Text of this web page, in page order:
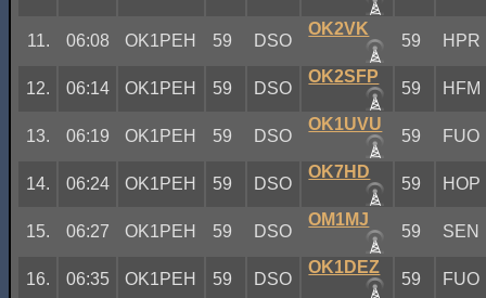
11. 06:08 OK1PEH 59 DSO
OK2VK
59 HPR
12. 06:14 OK1PEH 59 DSO
OK2SFP
59 HFM
13. 06:19 OK1PEH 59 DSO
OK1UVU
59 FUO
14. 06:24 OK1PEH 59 DSO
OK7HD
59 HOP
15. 06:27 OK1PEH 59 DSO
OM1MJ
59 SEN
16. 06:35 OK1PEH 59 DSO
OK1DEZ
59 FUO